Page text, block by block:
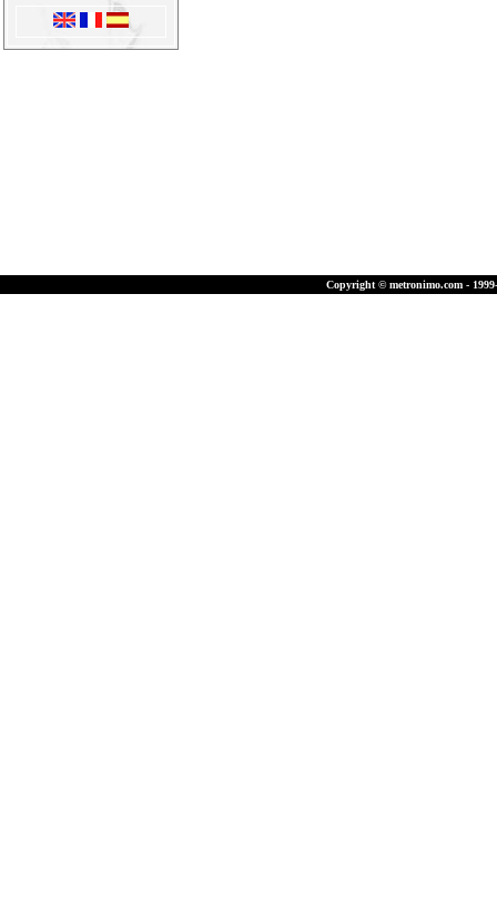
Copyright © metronimo.com -